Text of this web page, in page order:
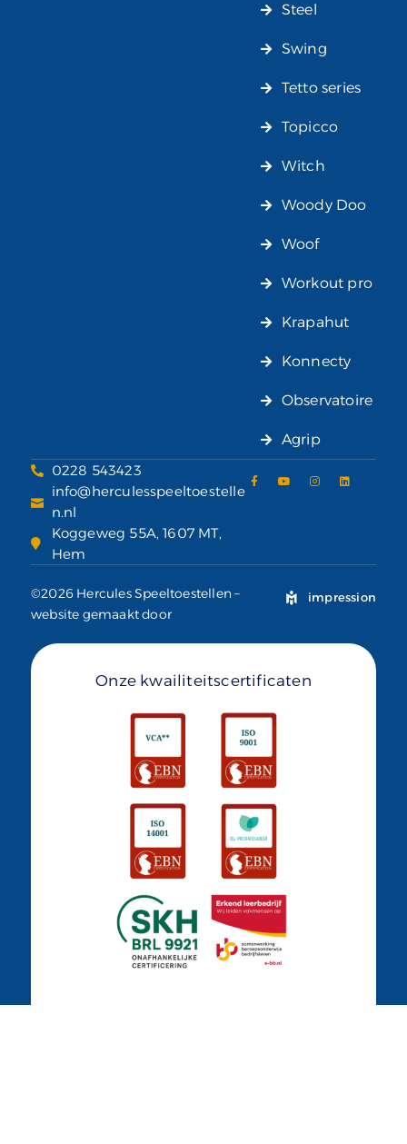
Steel
Swing
Tetto series
Topicco
Witch
Woody Doo
Woof
Workout pro
Krapahut
Konnecty
Observatoire
Agrip
0228 543423
info@herculesspeeltoestelle
n.nl
Koggeweg 55A, 1607 MT,
Hem
©2026 Hercules Speeltoestellen –
website gemaakt door
impression
Onze kwailiteitscertificaten